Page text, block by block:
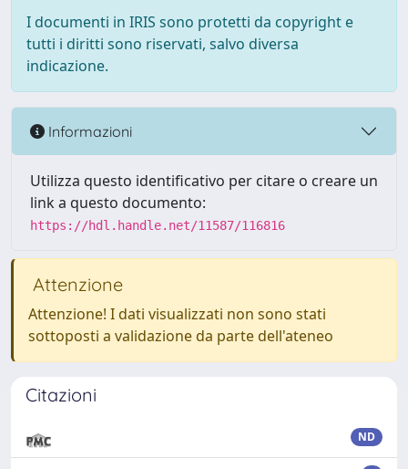
I documenti in IRIS sono protetti da copyright e
tutti i diritti sono riservati, salvo diversa
indicazione.
Informazioni
Utilizza questo identificativo per citare o creare un
link a questo documento:
https://hdl.handle.net/11587/116816
Attenzione
Attenzione! I dati visualizzati non sono stati
sottoposti a validazione da parte dell'ateneo
Citazioni
ND